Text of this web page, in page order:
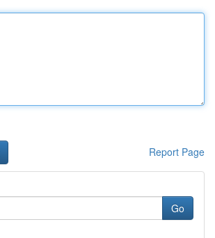
Report Page
Go